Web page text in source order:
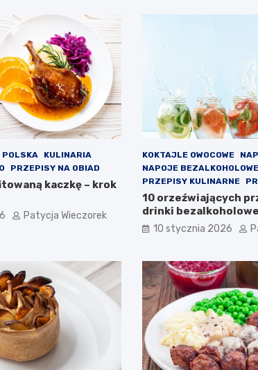
POLSKA
KULINARIA
PRZEPISY NA OBIAD
kaczkę – krok
Patycja Wieczorek
KOKTAJLE OWOCOWE
NAPOJE BEZALKOHOLOWE
PRZEPISY KULINARNE
10 orzeźwiających
drinki
dorosłych
10 stycznia 2026